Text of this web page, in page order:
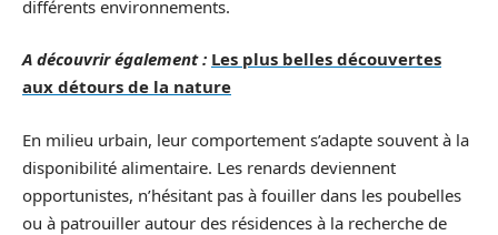
différents environnements.
A découvrir également : Les plus belles découvertes
aux détours de la nature
En milieu urbain, leur comportement s’adapte souvent à la
disponibilité alimentaire. Les renards deviennent
opportunistes, n’hésitant pas à fouiller dans les poubelles
ou à patrouiller autour des résidences à la recherche de